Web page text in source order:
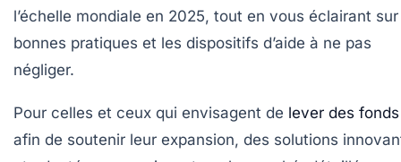
l’échelle mondiale en 2025, tout en vous éclairant
bonnes pratiques et les dispositifs d’aide à ne pas
négliger.
Pour celles et ceux qui envisagent de lever des fonds
afin de soutenir leur expansion, des solutions